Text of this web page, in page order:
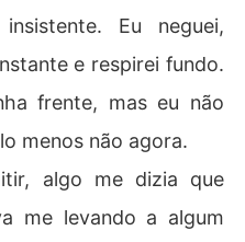
Eu neguei,
e respirei fundo.
frente, mas eu não
menos não agora.
algo me dizia que
me levando a algum